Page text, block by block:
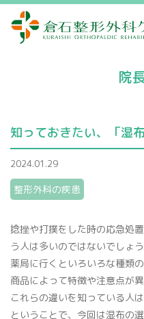
アクセス
送迎
院長コラム
お知らせ
へバーデン結節
院
知っておきたい、「湿
2024.01.29
整形外科の疾患
捻挫や打撲をした時の応急処
う人は多いのではないでしょう
薬局に行くといろいろな種類
商品によって特徴や注意点が異
これらの違いを知っている人
ということで、今回は湿布の